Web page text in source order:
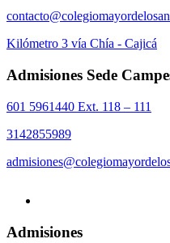
Kilómetro 3 vía Chía - Cajicá
Admisiones Sede
601 5961440 Ext. 118 – 111
3142855989
Admisiones